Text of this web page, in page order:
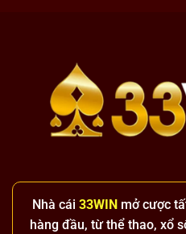
Nhà cái 33WIN mở cược
hàng đầu, từ thể thao, xổ